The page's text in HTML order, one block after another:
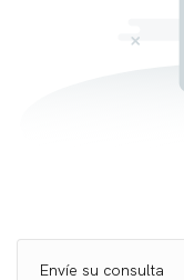
Envíe su consulta